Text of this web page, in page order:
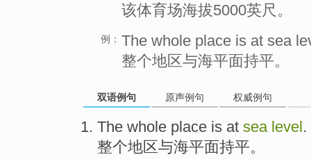
该体育场海拔5000英尺。
例： The whole place is at sea
整个地区与海平面持平。
双语例句 原声例句 权威例句
The whole place is at sea level.
整个地区与海平面持平。